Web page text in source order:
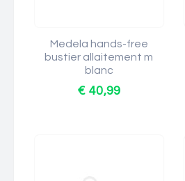
Medela hands-free
bustier allaitement m
blanc
€ 40,99